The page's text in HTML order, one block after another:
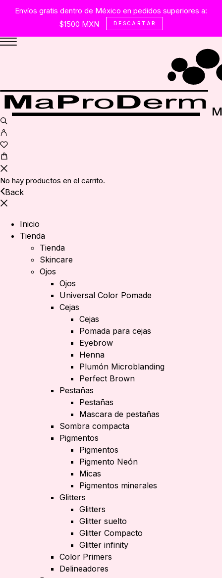
Envíos gratis dentro de México en pedidos superiores a:
$1500 MXN
DESCARTAR
No hay productos en el carrito.
Back
Inicio
Tienda
Tienda
Skincare
Ojos
Ojos
Universal Color Pomade
Cejas
Cejas
Pomada para cejas
Eyebrow
Henna
Plumón Microblanding
Perfect Brown
Pestañas
Pestañas
Mascara de pestañas
Sombra compacta
Pigmentos
Pigmentos
Pigmento Neón
Micas
Pigmentos minerales
Glitters
Glitters
Glitter suelto
Glitter Compacto
Glitter infinity
Color Primers
Delineadores